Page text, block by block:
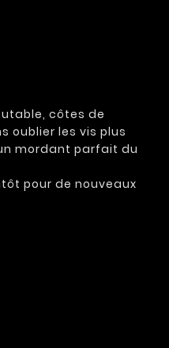
côtes de
oublier les vis plus
mordant parfait du
pour de nouveaux